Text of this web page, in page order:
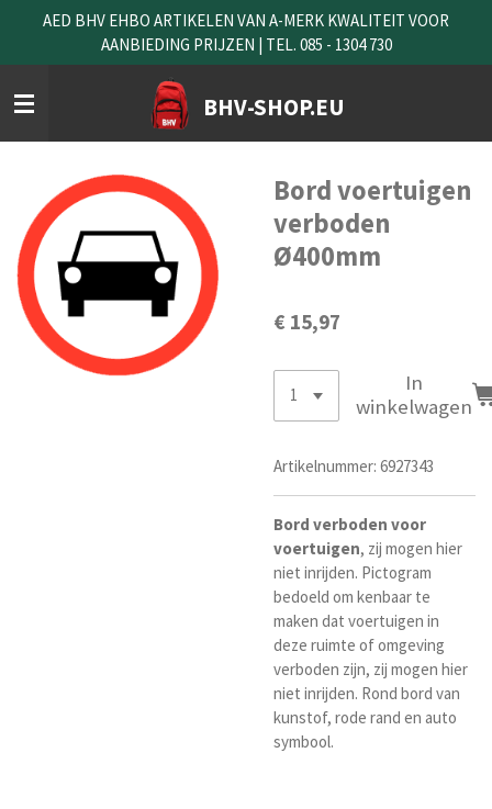
naar
de
hoofdinhoud
BHV-SHOP.EU
AED BHV EHBO ARTIKELEN VAN A-MERK KWALITEIT VOOR
AANBIEDING PRIJZEN | TEL. 085 - 1304 730
Bord voertuigen
verboden
Ø400mm
€ 15,97
In
winkelwagen
Artikelnummer: 6927343
Bord verboden voor
voertuigen, zij mogen hier
niet inrijden. Pictogram
bedoeld om kenbaar te
maken dat voertuigen in
deze ruimte of omgeving
verboden zijn, zij mogen hier
niet inrijden. Rond bord van
kunstof, rode rand en auto
symbool.